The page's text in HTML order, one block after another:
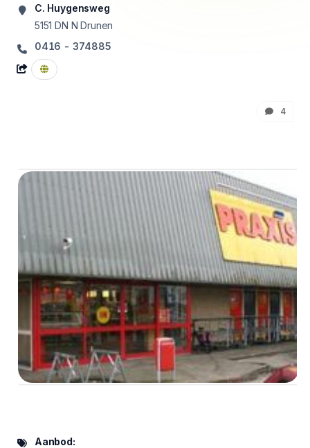
C. Huygensweg
5151 DN N Drunen
0416 - 374885
4
Aanbod: